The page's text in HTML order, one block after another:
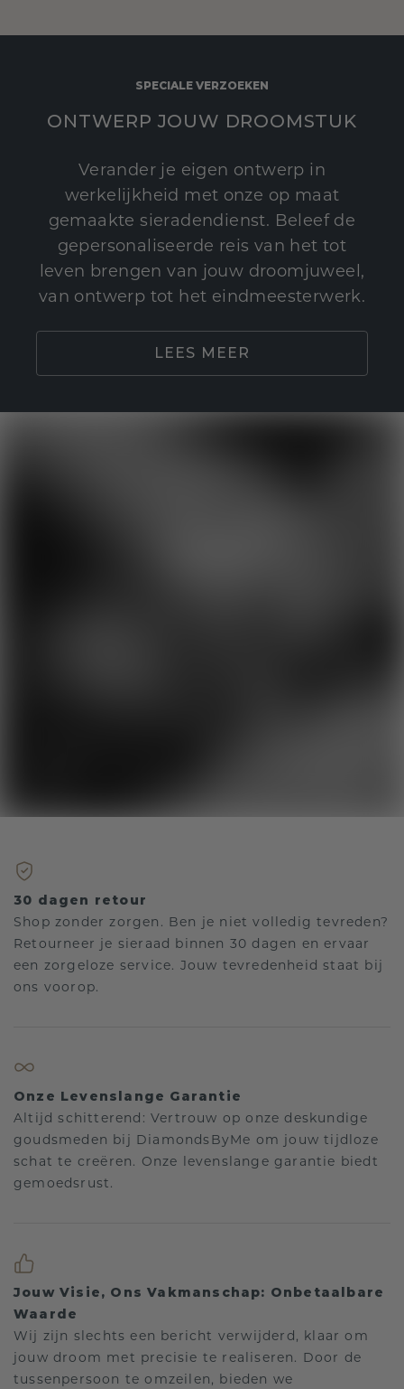
SPECIALE VERZOEKEN
ONTWERP JOUW DROOMSTUK
Verander je eigen ontwerp in
werkelijkheid met onze op maat
gemaakte sieradendienst. Beleef de
gepersonaliseerde reis van het tot
leven brengen van jouw droomjuweel,
van ontwerp tot het eindmeesterwerk.
LEES MEER
30 dagen retour
Shop zonder zorgen. Ben je niet volledig tevreden?
Retourneer je sieraad binnen 30 dagen en ervaar
een zorgeloze service. Jouw tevredenheid staat bij
ons voorop.
Onze Levenslange Garantie
Altijd schitterend: Vertrouw op onze deskundige
goudsmeden bij DiamondsByMe om jouw tijdloze
schat te creëren. Onze levenslange garantie biedt
gemoedsrust.
Jouw Visie, Ons Vakmanschap: Onbetaalbare
Waarde
Wij zijn slechts een bericht verwijderd, klaar om
jouw droom met precisie te realiseren. Door de
tussenpersoon te omzeilen, bieden we